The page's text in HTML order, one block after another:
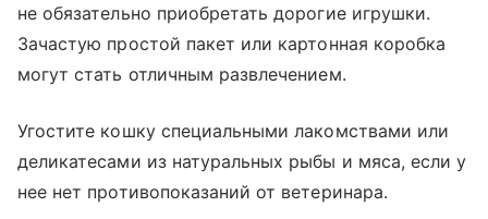
не обязательно приобретать дорогие игрушки.
Зачастую простой пакет или картонная коробка
могут стать отличным развлечением.
Угостите кошку специальными лакомствами или
деликатесами из натуральных рыбы и мяса, если у
нее нет противопоказаний от ветеринара.